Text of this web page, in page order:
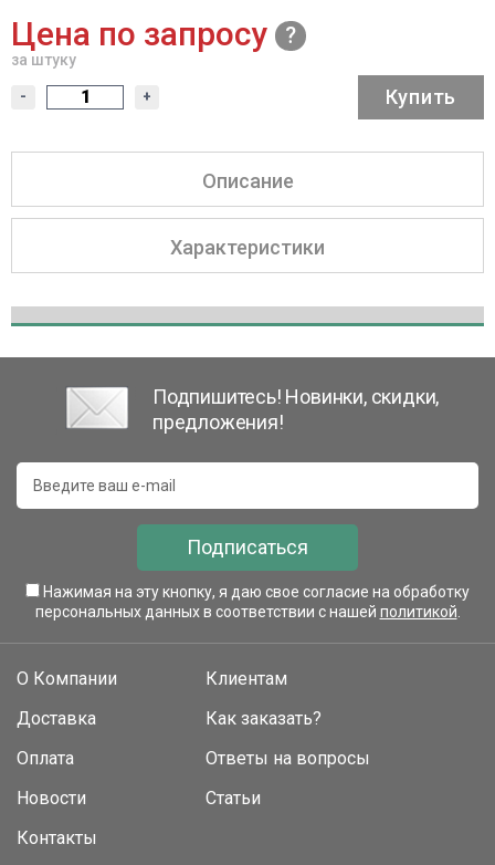
Цена по запросу
за штуку
- + Купить
Описание
Характеристики
Подпишитесь! Новинки, скидки,
предложения!
Подписаться
Нажимая на эту кнопку, я даю свое согласие на обработку
персональных данных в соответствии с нашей политикой
О Компании
Доставка
Оплата
Новости
Клиентам
Как заказать?
Ответы на вопросы
Статьи
Контакты